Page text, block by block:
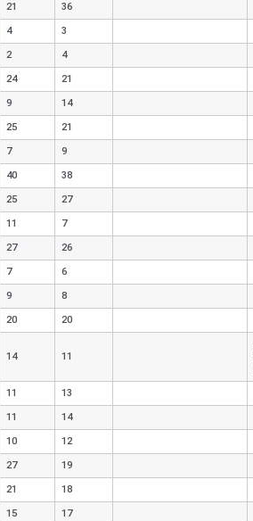
21 36
4 3
2 4
24 21
9 14
25 21
7 9
40 38
25 27
11 7
27 26
7 6
9 8
20 20
14 11
11 13
11 14
10 12
27 19
21 18
15 17